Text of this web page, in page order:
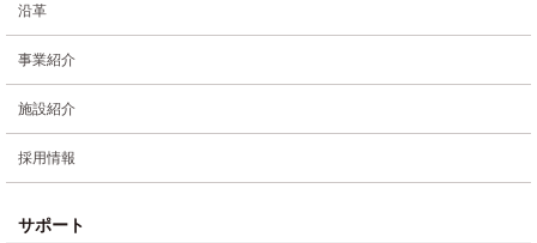
沿革
事業紹介
施設紹介
採用情報
サポート